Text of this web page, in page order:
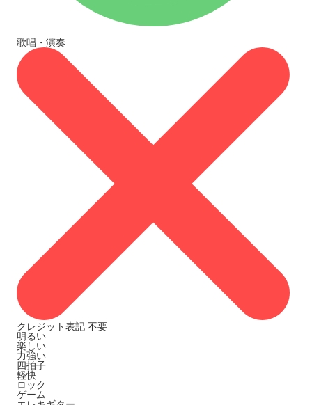
歌唱・演奏
クレジット表記 不要
明るい
楽しい
力強い
四拍子
軽快
ロック
ゲーム